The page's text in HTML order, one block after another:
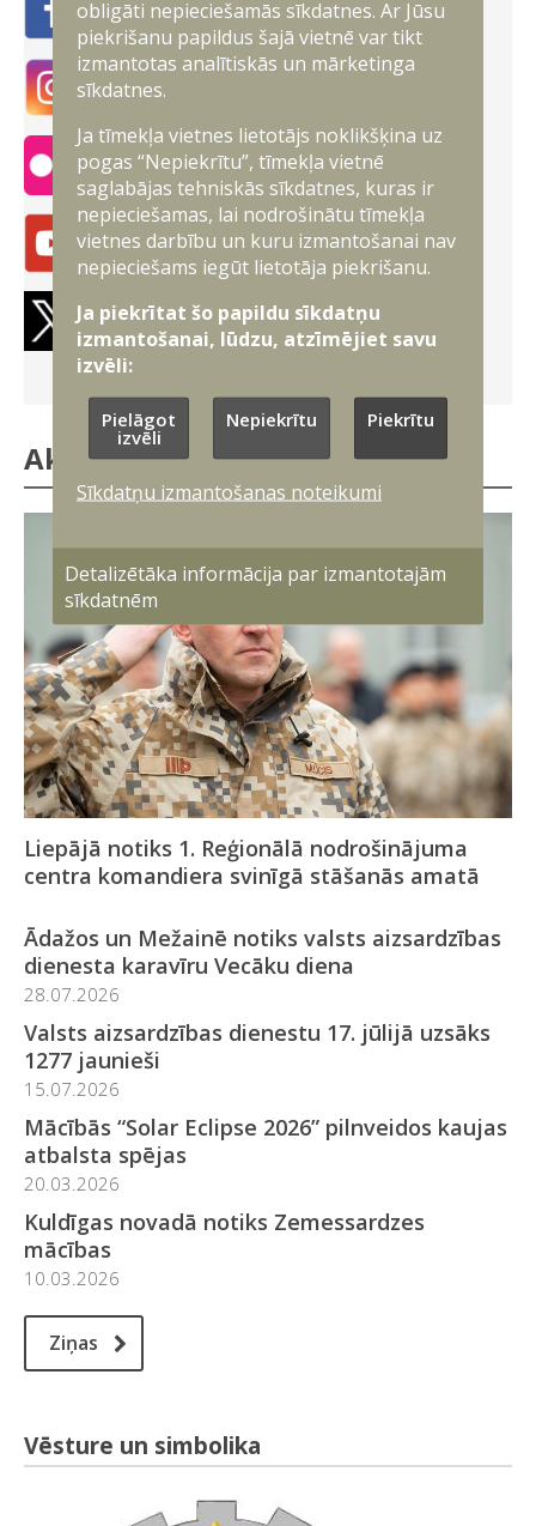
Facebook
Instagram
Flickr
Youtube
Twitter
Aktualitātes
Liepājā notiks 1. Reģionālā nodrošinājuma
centra komandiera svinīgā stāšanās amatā
Ādažos un Mežainē notiks valsts aizsardzības
dienesta karavīru Vecāku diena
28.07.2026
Valsts aizsardzības dienestu 17. jūlijā uzsāks
1277 jaunieši
15.07.2026
Mācībās “Solar Eclipse 2026” pilnveidos kaujas
atbalsta spējas
20.03.2026
Kuldīgas novadā notiks Zemessardzes
mācības
10.03.2026
Ziņas
Vēsture un simbolika
obligāti nepieciešamās sīkdatnes. Ar Jūsu
piekrišanu papildus šajā vietnē var tikt
izmantotas analītiskās un mārketinga
sīkdatnes.
Ja tīmekļa vietnes lietotājs noklikšķina uz
pogas “Nepiekrītu”, tīmekļa vietnē
saglabājas tehniskās sīkdatnes, kuras ir
nepieciešamas, lai nodrošinātu tīmekļa
vietnes darbību un kuru izmantošanai nav
nepieciešams iegūt lietotāja piekrišanu.
Ja piekrītat šo papildu sīkdatņu
izmantošanai, lūdzu, atzīmējiet savu
izvēli:
Pielāgot
izvēli
Nepiekrītu Piekrītu
Sīkdatņu izmantošanas noteikumi
Detalizētāka informācija par izmantotajām
sīkdatnēm